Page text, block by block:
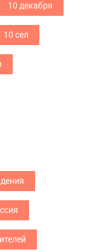
10 декабря
10 сел